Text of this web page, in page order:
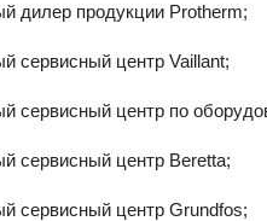
дилер продукции Protherm;
сервисный центр Vaillant;
сервисный центр по
сервисный центр Beretta;
сервисный центр Grundfos;